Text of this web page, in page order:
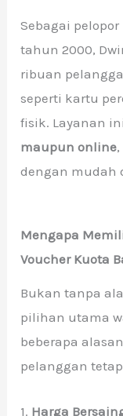
Sebagai
tahun 2000,
ribuan
seperti kartu
fisik. Layanan
maupun online
dengan mudah
Mengapa
Voucher Kuota
Bukan tanpa
pilihan utama
beberapa
pelanggan
1. Harga